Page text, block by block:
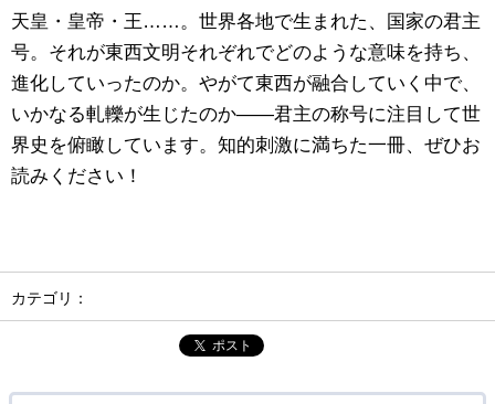
天皇・皇帝・王……。世界各地で生まれた、国家の君主
号。それが東西文明それぞれでどのような意味を持ち、
進化していったのか。やがて東西が融合していく中で、
いかなる軋轢が生じたのか――君主の称号に注目して世
界史を俯瞰しています。知的刺激に満ちた一冊、ぜひお
読みください！
カテゴリ：
ポスト